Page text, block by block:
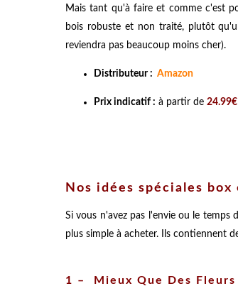
Mais tant qu'à faire et comme c'est
bois robuste et non traité, plutôt
reviendra pas beaucoup moins cher).
Distributeur : Amazon
Prix indicatif : à partir de 24.99€
Nos idées spéciales
Si vous n'avez pas l'envie ou le temps
plus simple à acheter. Ils contiennent
1 – Mieux Que Des